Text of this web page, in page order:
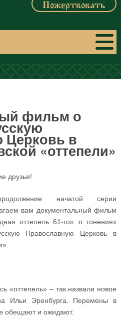
Пожертвовать
фильм о
Церковь в
«оттепели»
друзья!
начатой серии
вам документальный фильм
оттепель 61-го» о гонениях
Православную Церковь в
«оттепель» – так назвали новое
Ильи Эренбурга. Перемены в
обещают и ожидают.